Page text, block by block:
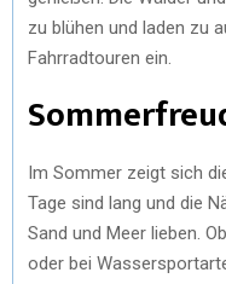
zu blühen und laden zu
Fahrradtouren ein.
Im Sommer zeigt sich
Tage sind lang und die
Sand und Meer lieben.
oder bei